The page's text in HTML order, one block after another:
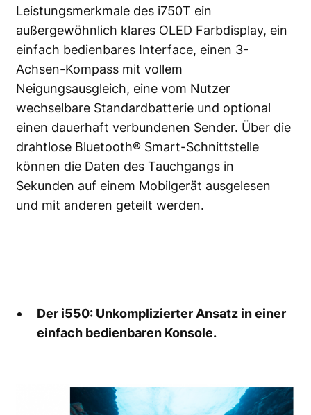
Leistungsmerkmale des i750T ein
außergewöhnlich klares OLED Farbdisplay, ein
einfach bedienbares Interface, einen 3-
Achsen-Kompass mit vollem
Neigungsausgleich, eine vom Nutzer
wechselbare Standardbatterie und optional
einen dauerhaft verbundenen Sender. Über die
drahtlose Bluetooth® Smart-Schnittstelle
können die Daten des Tauchgangs in
Sekunden auf einem Mobilgerät ausgelesen
und mit anderen geteilt werden.
Der i550: Unkomplizierter Ansatz in einer
einfach bedienbaren Konsole.